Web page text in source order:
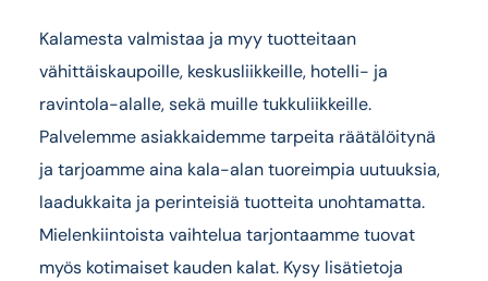
Kalamesta valmistaa ja myy tuotteitaan
vähittäiskaupoille, keskusliikkeille, hotelli- ja
ravintola-alalle, sekä muille tukkuliikkeille.
Palvelemme asiakkaidemme tarpeita räätälöitynä
ja tarjoamme aina kala-alan tuoreimpia uutuuksia,
laadukkaita ja perinteisiä tuotteita unohtamatta.
Mielenkiintoista vaihtelua tarjontaamme tuovat
myös kotimaiset kauden kalat. Kysy lisätietoja